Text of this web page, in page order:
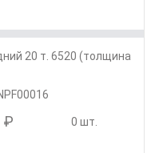
20 т. 6520 (толщина
₽ 0 шт.